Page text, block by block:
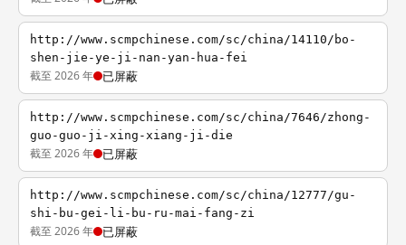
http://www.scmpchinese.com/sc/china/14110/bo-
shen-jie-ye-ji-nan-yan-hua-fei
截至 2026 年 已屏蔽
http://www.scmpchinese.com/sc/china/7646/zhong-
guo-guo-ji-xing-xiang-ji-die
截至 2026 年 已屏蔽
http://www.scmpchinese.com/sc/china/12777/gu-
shi-bu-gei-li-bu-ru-mai-fang-zi
截至 2026 年 已屏蔽